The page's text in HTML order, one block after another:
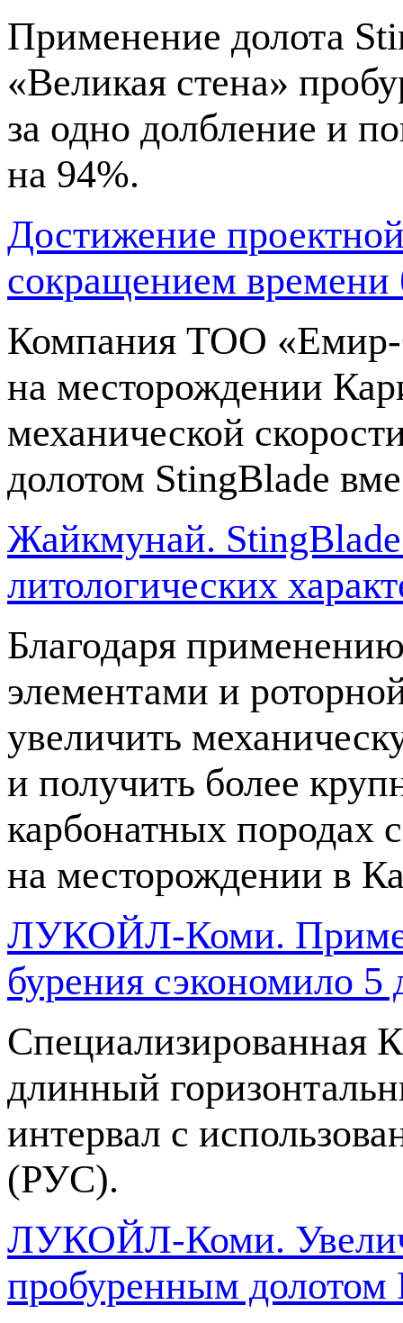
Применение долота
«Великая стена»
за одно долбление и
на 94%.
Достижение
сокращением времени
Компания ТОО
на месторождении
механической
долотом StingBlade
Жайкмунай.
литологических
Благодаря
элементами и
увеличить
и получить более
карбонатных породах
на месторождении в
ЛУКОЙЛ-Коми.
бурения сэкономило 5
Специализированная
длинный
интервал с
(РУС).
ЛУКОЙЛ-Коми.
пробуренным долотом